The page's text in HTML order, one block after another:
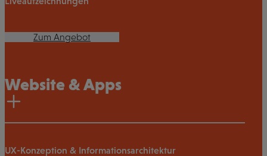
Zum Angebot
Website & Apps
UX-Konzeption & Informationsarchitektur